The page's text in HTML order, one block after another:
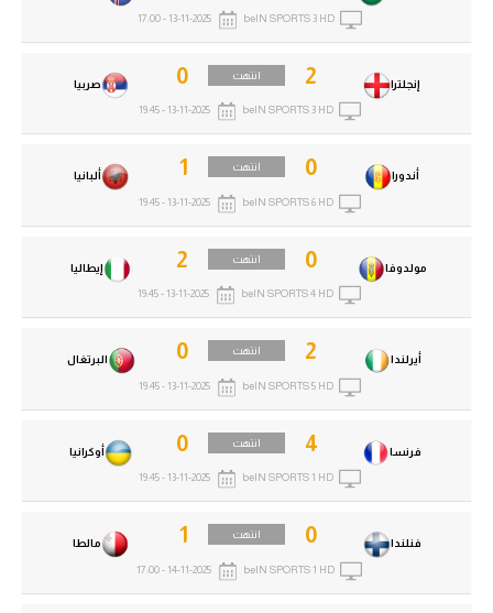
فنلندا 0 انتهت
مالطا 1
beIN SPORTS 1 HD
14-11-2025 - 17:00
فرنسا 4 انتهت
أوكرانيا 0
beIN SPORTS 1 HD
13-11-2025 - 19:45
أيرلندا 2 انتهت
البرتغال 0
beIN SPORTS 5 HD
13-11-2025 - 19:45
مولدوفا 0 انتهت
إيطاليا 2
beIN SPORTS 4 HD
13-11-2025 - 19:45
أندورا 0 انتهت
ألبانيا 1
beIN SPORTS 6 HD
13-11-2025 - 19:45
إنجلترا 2 انتهت
صربيا 0
beIN SPORTS 3 HD
13-11-2025 - 19:45
beIN SPORTS 3 HD
13-11-2025 - 17:00